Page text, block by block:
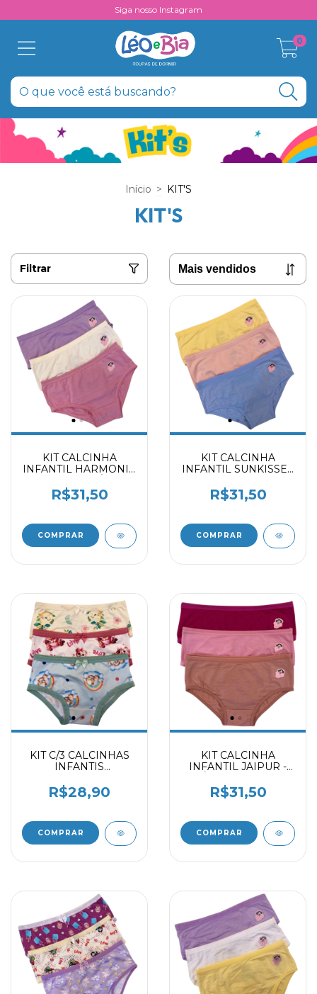
Siga nosso Instagram
0
Início > KIT'S
KIT'S
Filtrar
KIT CALCINHA
INFANTIL HARMONIA
2059403
R$31,50
COMPRAR
KIT CALCINHA
INFANTIL SUNKISSES
2059403
R$31,50
COMPRAR
KIT C/3 CALCINHAS
INFANTIS
2070903
R$28,90
COMPRAR
KIT CALCINHA
INFANTIL JAIPUR -
2059403
R$31,50
COMPRAR